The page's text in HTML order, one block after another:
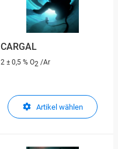
CARGAL
2 ± 0,5 % O2 /Ar
Artikel wählen